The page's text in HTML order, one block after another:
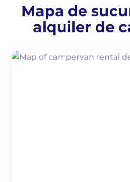
Mapa de
alquiler de